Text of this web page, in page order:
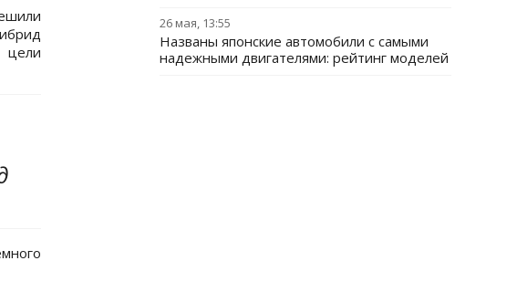
цели
26 мая, 13:55
Названы японские автомобили с самыми
надежными двигателями: рейтинг моделей